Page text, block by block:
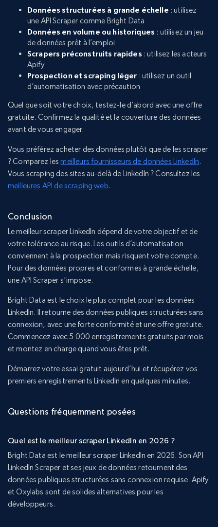
Données structurées à grande échelle : utilisez
une API Scraper comme Bright Data
Données en volume ou historiques : utilisez un jeu
de données prêt à l’emploi
Scrapers préconstruits rapides : utilisez les acteurs
Apify
Prospection et scraping léger : utilisez un outil
d’automatisation avec précaution
Quel que soit votre choix, testez-le d’abord avec une offre
gratuite. Confirmez la qualité et la couverture des données
avant de vous engager.
Vous préférez acheter des données plutôt que de les scraper
? Comparez lesmeilleurs fournisseurs de données LinkedIn.
Vous scraping des sites au-delà de LinkedIn ? Consultez les
meilleures API de scraping web.
Conclusion
Le meilleur scraper LinkedIn dépend de votre objectif et de
votre tolérance au risque. Les outils d’automatisation
conviennent à la prospection mais risquent votre compte.
Pour des données propres et conformes à grande échelle,
une API Scraper s’impose.
Bright Data est le choix le plus complet pour les données
LinkedIn. Il retourne des données publiques structurées sans
connexion, avec une forte conformité et une offre gratuite.
Commencez avec 5 000 enregistrements gratuits par mois
et montez en charge quand vous êtes prêt.
Démarrez votre essai gratuit aujourd’hui et récupérez vos
premiers enregistrements LinkedIn en quelques minutes.
Questions fréquemment posées
Quel est le meilleur scraper LinkedIn en 2026 ?
Bright Data est le meilleur scraper LinkedIn en 2026. Son API
LinkedIn Scraper et ses jeux de données retournent des
données publiques structurées sans connexion requise. Apify
et Oxylabs sont de solides alternatives pour les
développeurs.